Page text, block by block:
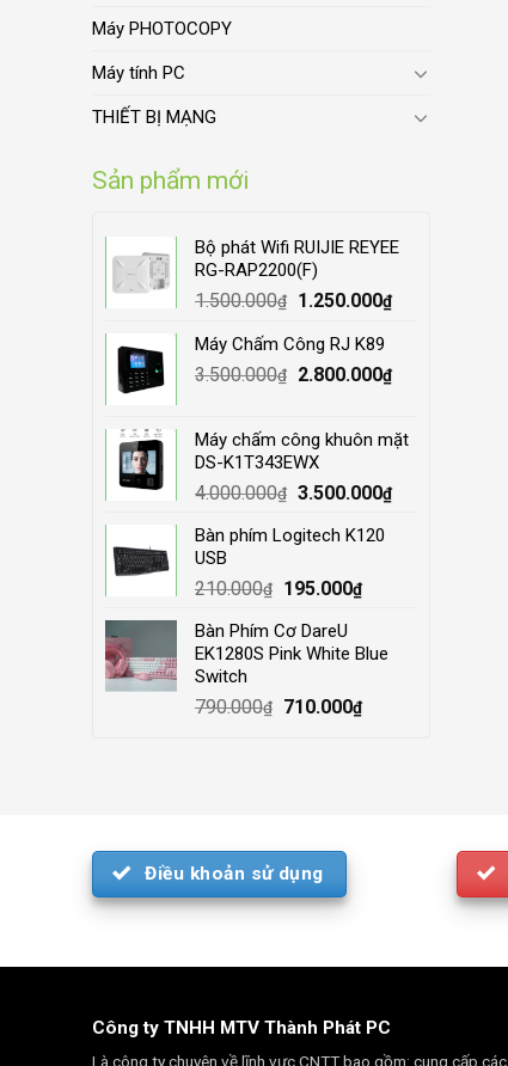
Máy PHOTOCOPY
Máy tính PC
THIẾT BỊ MẠNG
Sản phẩm mới
Bộ phát Wifi RUIJIE REYEE
RG-RAP2200(F)
1.500.000₫
Original
was:
1.500.000₫.
1.250.000₫Current
1.250.000₫.
Máy Chấm Công RJ K89
3.500.000₫
Original
3.500.000₫.
2.800.000₫Current
2.800.000₫.
Máy chấm công khuôn mặt
DS-K1T343EWX
4.000.000₫ Original
was:
3.500.000₫Current
Bàn phím Logitech K120
USB
210.000₫
Original
was:
210.000₫.
195.000₫Current
195.000₫.
Bàn Phím Cơ DareU
EK1280S Pink White Blue
Switch
790.000₫
Original
710.000₫Current
Điều khoản sử dụng
Công ty TNHH MTV Thành Phát PC
Là công ty chuyên về lĩnh vực CNTT bao gồm: cung cấp các